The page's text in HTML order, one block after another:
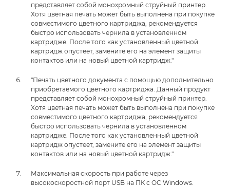
представляет собой монохромный струйный принтер.
Хотя цветная печать может быть выполнена при покупке
совместимого цветного картриджа, рекомендуется
быстро использовать чернила в установленном
картридже. После того как установленный цветной
картридж опустеет, замените его на элемент защиты
контактов или на новый цветной картридж."
"Печать цветного документа с помощью дополнительно
приобретаемого цветного картриджа. Данный продукт
представляет собой монохромный струйный принтер.
Хотя цветная печать может быть выполнена при покупке
совместимого цветного картриджа, рекомендуется
быстро использовать чернила в установленном
картридже. После того как установленный цветной
картридж опустеет, замените его на элемент защиты
контактов или на новый цветной картридж."
Максимальная скорость при работе через
высокоскоростной порт USB на ПК с ОС Windows.